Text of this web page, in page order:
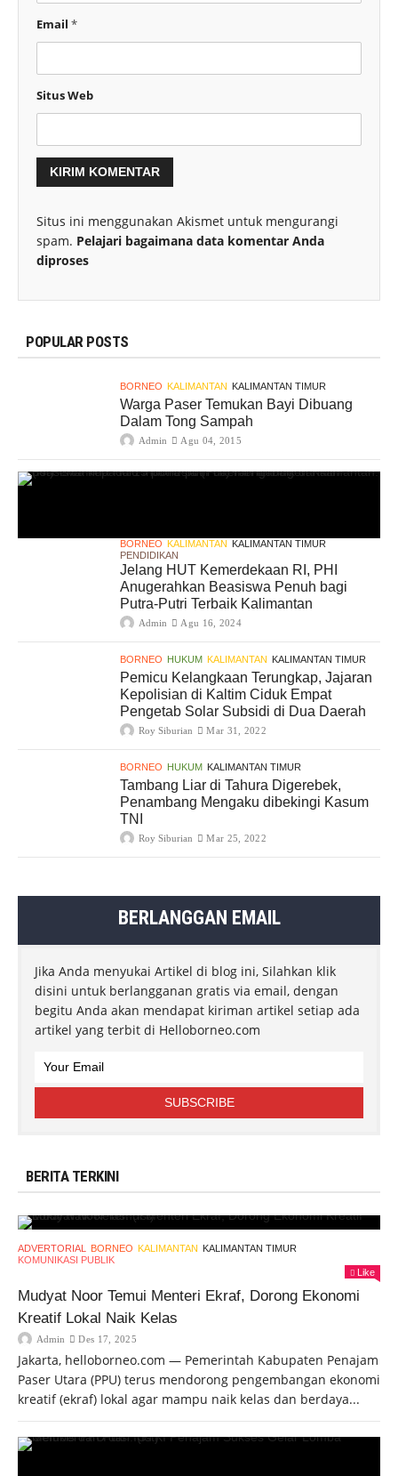
Email *
Situs Web
Situs ini menggunakan Akismet untuk mengurangi
spam. Pelajari bagaimana data komentar Anda
diproses
POPULAR POSTS
BORNEO KALIMANTAN KALIMANTAN TIMUR
Warga Paser Temukan Bayi Dibuang
Dalam Tong Sampah
Admin Agu 04, 2015
BORNEO KALIMANTAN KALIMANTAN TIMUR
PENDIDIKAN
Jelang HUT Kemerdekaan RI, PHI
Anugerahkan Beasiswa Penuh bagi
Putra-Putri Terbaik Kalimantan
Admin Agu 16, 2024
BORNEO HUKUM KALIMANTAN KALIMANTAN TIMUR
Pemicu Kelangkaan Terungkap, Jajaran
Kepolisian di Kaltim Ciduk Empat
Pengetab Solar Subsidi di Dua Daerah
Roy Siburian Mar 31, 2022
BORNEO HUKUM KALIMANTAN TIMUR
Tambang Liar di Tahura Digerebek,
Penambang Mengaku dibekingi Kasum
TNI
Roy Siburian Mar 25, 2022
BERLANGGAN EMAIL
Jika Anda menyukai Artikel di blog ini, Silahkan klik
disini untuk berlangganan gratis via email, dengan
begitu Anda akan mendapat kiriman artikel setiap ada
artikel yang terbit di Helloborneo.com
BERITA TERKINI
ADVERTORIAL BORNEO KALIMANTAN KALIMANTAN TIMUR
KOMUNIKASI PUBLIK
Like
Mudyat Noor Temui Menteri Ekraf, Dorong Ekonomi
Kreatif Lokal Naik Kelas
Admin Des 17, 2025
Jakarta, helloborneo.com — Pemerintah Kabupaten Penajam
Paser Utara (PPU) terus mendorong pengembangan ekonomi
kreatif (ekraf) lokal agar mampu naik kelas dan berdaya...